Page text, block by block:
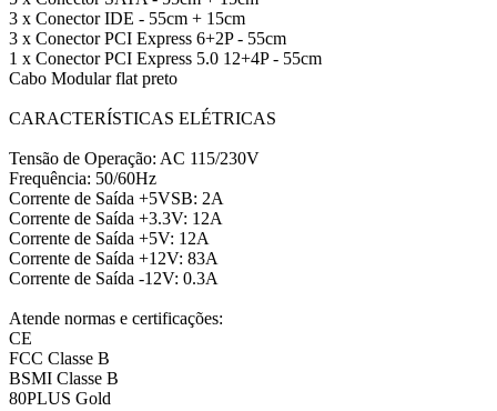
3 x Conector IDE - 55cm + 15cm
3 x Conector PCI Express 6+2P - 55cm
1 x Conector PCI Express 5.0 12+4P - 55cm
Cabo Modular flat preto
CARACTERÍSTICAS ELÉTRICAS
Tensão de Operação: AC 115/230V
Frequência: 50/60Hz
Corrente de Saída +5VSB: 2A
Corrente de Saída +3.3V: 12A
Corrente de Saída +5V: 12A
Corrente de Saída +12V: 83A
Corrente de Saída -12V: 0.3A
Atende normas e certificações:
CE
FCC Classe B
BSMI Classe B
80PLUS Gold